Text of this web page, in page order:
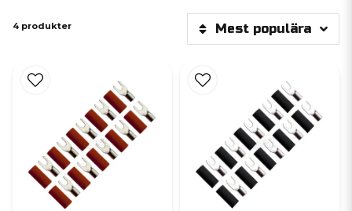
4 produkter Mest populära